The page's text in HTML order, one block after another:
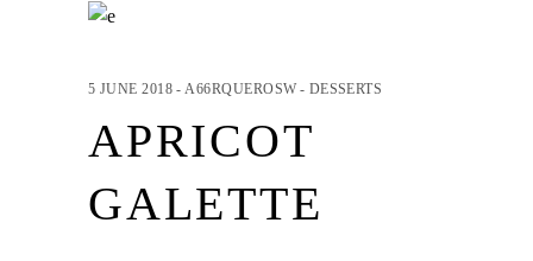
5 JUNE 2018 A66RQUEROSW DESSERTS
APRICOT
GALETTE